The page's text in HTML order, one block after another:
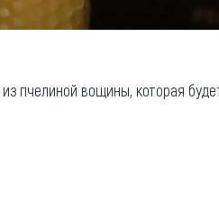
пчелиной вощины, которая